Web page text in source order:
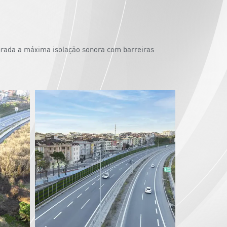
a máxima isolação sonora com barreiras